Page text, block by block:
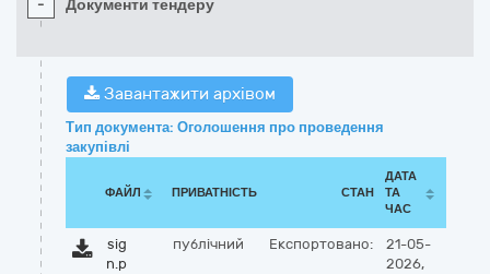
- Документи тендеру
Завантажити архівом
Тип документа: Оголошення про проведення
закупівлі
ФАЙЛ ПРИВАТНІСТЬ СТАН
ДАТА
ТА
ЧАС
sig
n.p
публічний Експортовано:
21-05-
2026,